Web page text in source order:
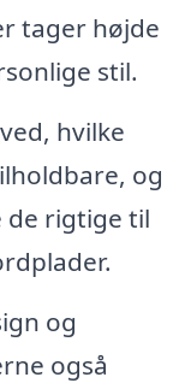
tager højde
stil.
hvilke
og
rigtige til
og
også